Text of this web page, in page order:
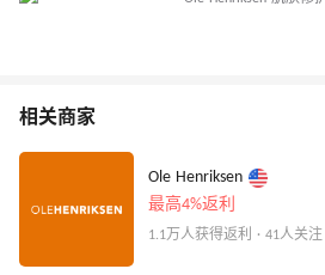
相关商家
Ole Henriksen
最高4%返利
1.1万人获得返利 · 41人关注